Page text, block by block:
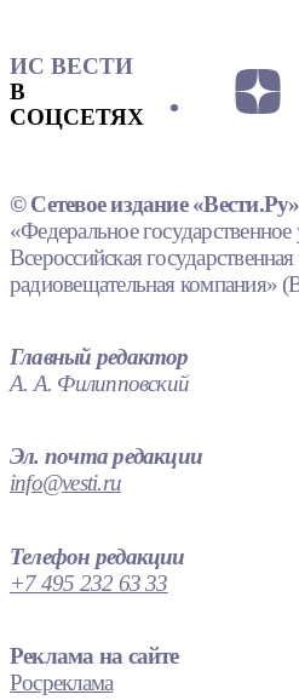
ИС ВЕСТИ
В
СОЦСЕТЯХ
© Сетевое издание «Вести.Ру»
«Федеральное
Всероссийская
радиовещательная компания»
Главный редактор
А. А. Филипповский
Эл. почта редакции
info@vesti.ru
Телефон редакции
+7 495 232 63 33
Реклама на сайте
Росреклама